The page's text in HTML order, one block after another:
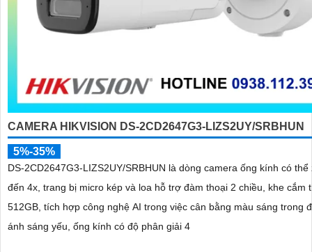
CAMERA HIKVISION DS-2CD2647G3-LIZS2UY/SRBHUN
5%-35%
DS-2CD2647G3-LIZS2UY/SRBHUN là dòng camera ống kính có thể
đến 4x, trang bị micro kép và loa hỗ trợ đàm thoại 2 chiều, khe cắm
512GB, tích hợp công nghệ AI trong việc cân bằng màu sáng trong
ánh sáng yếu, ống kính có độ phân giải 4